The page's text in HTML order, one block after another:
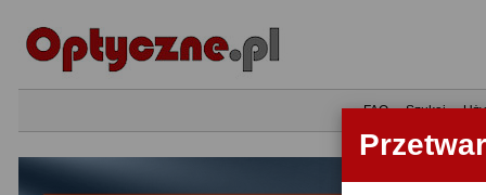
•FAQ•Szukaj•